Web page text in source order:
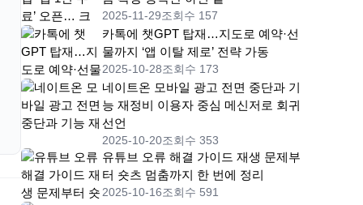
2025-11-29조회수 157
카톡에 챗GPT 탑재…지도로 예약·선
물까지 ‘앱 이탈 제로’ 전략 가동
2025-10-28조회수 173
네이트온 모바일 광고 전면 중단과 기
능 재정비 이용자 중심 메신저로 회귀
선언
2025-10-20조회수 353
유튜브 오류 해결 가이드 재생 문제부
터 숏츠 멈춤까지 한 번에 정리
2025-10-16조회수 591